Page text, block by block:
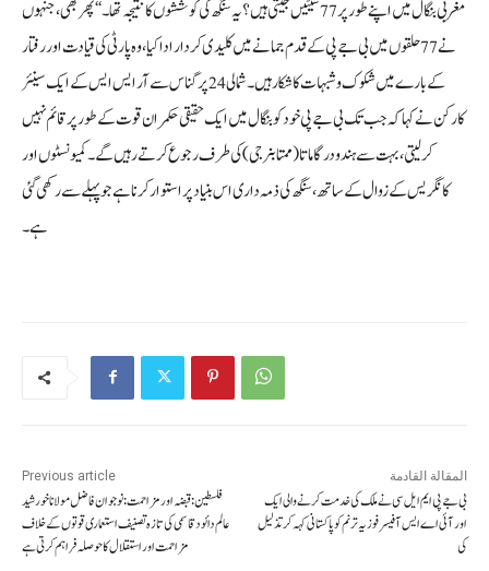
مغربی بنگال میں اپنے طور پر 77 سیٹیں جیتی ہیں؟ یہ سنگھ کی کوششوں کا نتیجہ تھا۔‘‘ پھر بھی، جنہوں
نے 77 حلقوں میں بی جے پی کے قدم جمانے میں کلیدی کردار ادا کیا، وہ پارٹی کی قیادت اور رفتار
کے بارے میں شکوک و شبہات کا شکار ہیں۔ شمالی 24 پرگناس سے آر ایس ایس کے ایک سینئر
کارکن نے کہا کہ جب تک بی جے پی خود کو بنگال میں ایک حقیقی حکمران قوت کے طور پر قائم نہیں
کر لیتی، بہت سے ہندو درگا ماتا (ممتا بنرجی) کی طرف رجوع کرتے رہیں گے۔ کمیونسٹوں اور
کانگریس کے زوال کے ساتھ، سنگھ کی ذمہ داری اس بنیاد پر استوار کرنا ہے جو پہلے سے رکھی گئی
ہے۔
Previous article
فلسطین :قبضہ اورمزاحمت:نوجوان فاضل مولانا خورشید
عالم دائود قاسمی کی تازہ تصنیف استعماری قوتوں کے خلاف
مزاحمت اور استقلال کا حوصلہ فراہم کرتی ہے
المقالة القادمة
بی جے پی ایم ایل سی نے ملک کی خدمت کرنے والی ایک
اور آئی اے ایس آفیسر فوزیہ ترنم کو پاکستانی کہہ کر تذلیل
کی